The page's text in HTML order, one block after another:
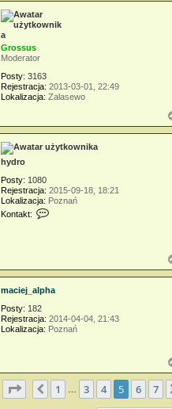
Grossus
Moderator
Posty: 3163
Rejestracja: 2013-03-01, 22:49
Lokalizacja: Zalasewo
hydro
Posty: 1080
Rejestracja: 2015-09-18, 18:21
Lokalizacja: Poznań
Kontakt:
k
u
i
ę
d
maciej_alpha
Posty: 182
Rejestracja: 2014-04-04, 21:43
Lokalizacja: Poznań
Strona5 z7
Poprzednia
1 3 4 5 6 7